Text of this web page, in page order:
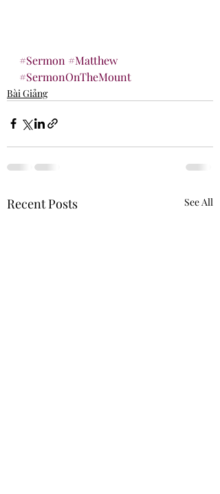
#Sermon #Matthew
#SermonOnTheMount
Bài Giảng
Recent Posts See All